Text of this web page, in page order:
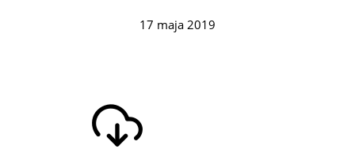
17 maja 2019